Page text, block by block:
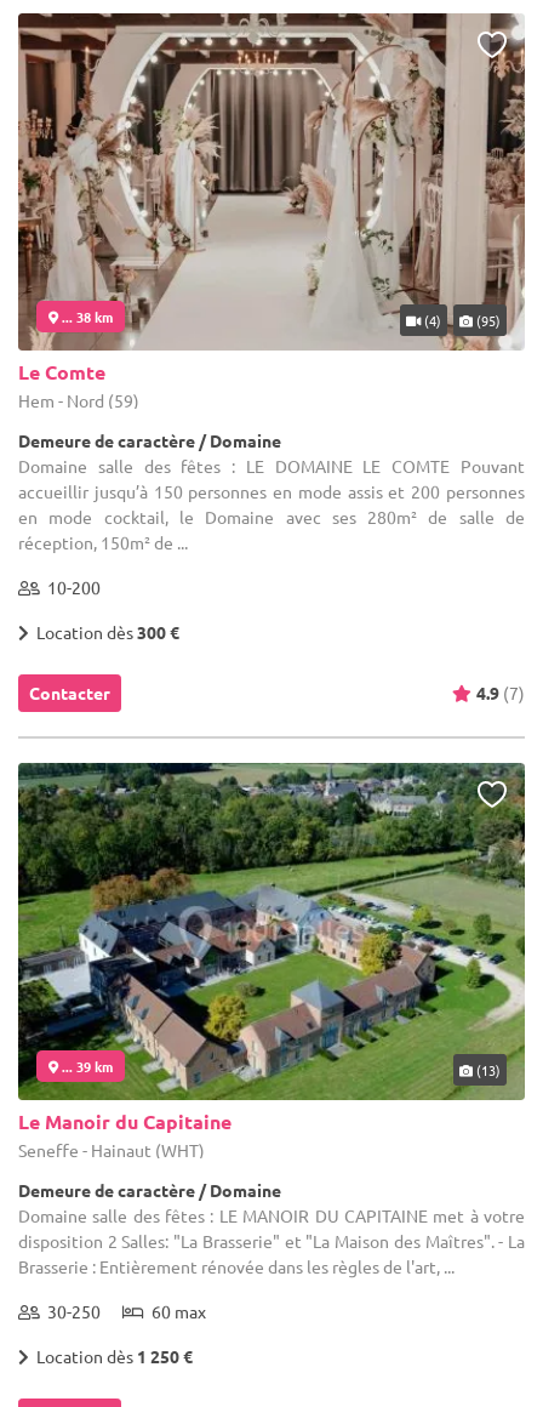
... 38 km (4) (95)
Le Comte
Hem - Nord (59)
Demeure de caractère / Domaine
Domaine salle des fêtes : LE DOMAINE LE COMTE Pouvant
accueillir jusqu’à 150 personnes en mode assis et 200 personnes
en mode cocktail, le Domaine avec ses 280m² de salle de
réception, 150m² de ...
10-200
Location dès300 €
Contacter 4.9 (7)
... 39 km (13)
Le Manoir du Capitaine
Seneffe - Hainaut (WHT)
Demeure de caractère / Domaine
Domaine salle des fêtes : LE MANOIR DU CAPITAINE met à votre
disposition 2 Salles: "La Brasserie" et "La Maison des Maîtres". - La
Brasserie : Entièrement rénovée dans les règles de l'art, ...
30-250 60 max
Location dès 1 250 €